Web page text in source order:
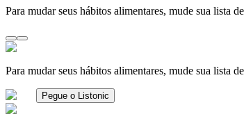
Para mudar seus hábitos alimentares, mude sua lista
Para mudar seus hábitos alimentares, mude sua lista
Pegue o Listonic